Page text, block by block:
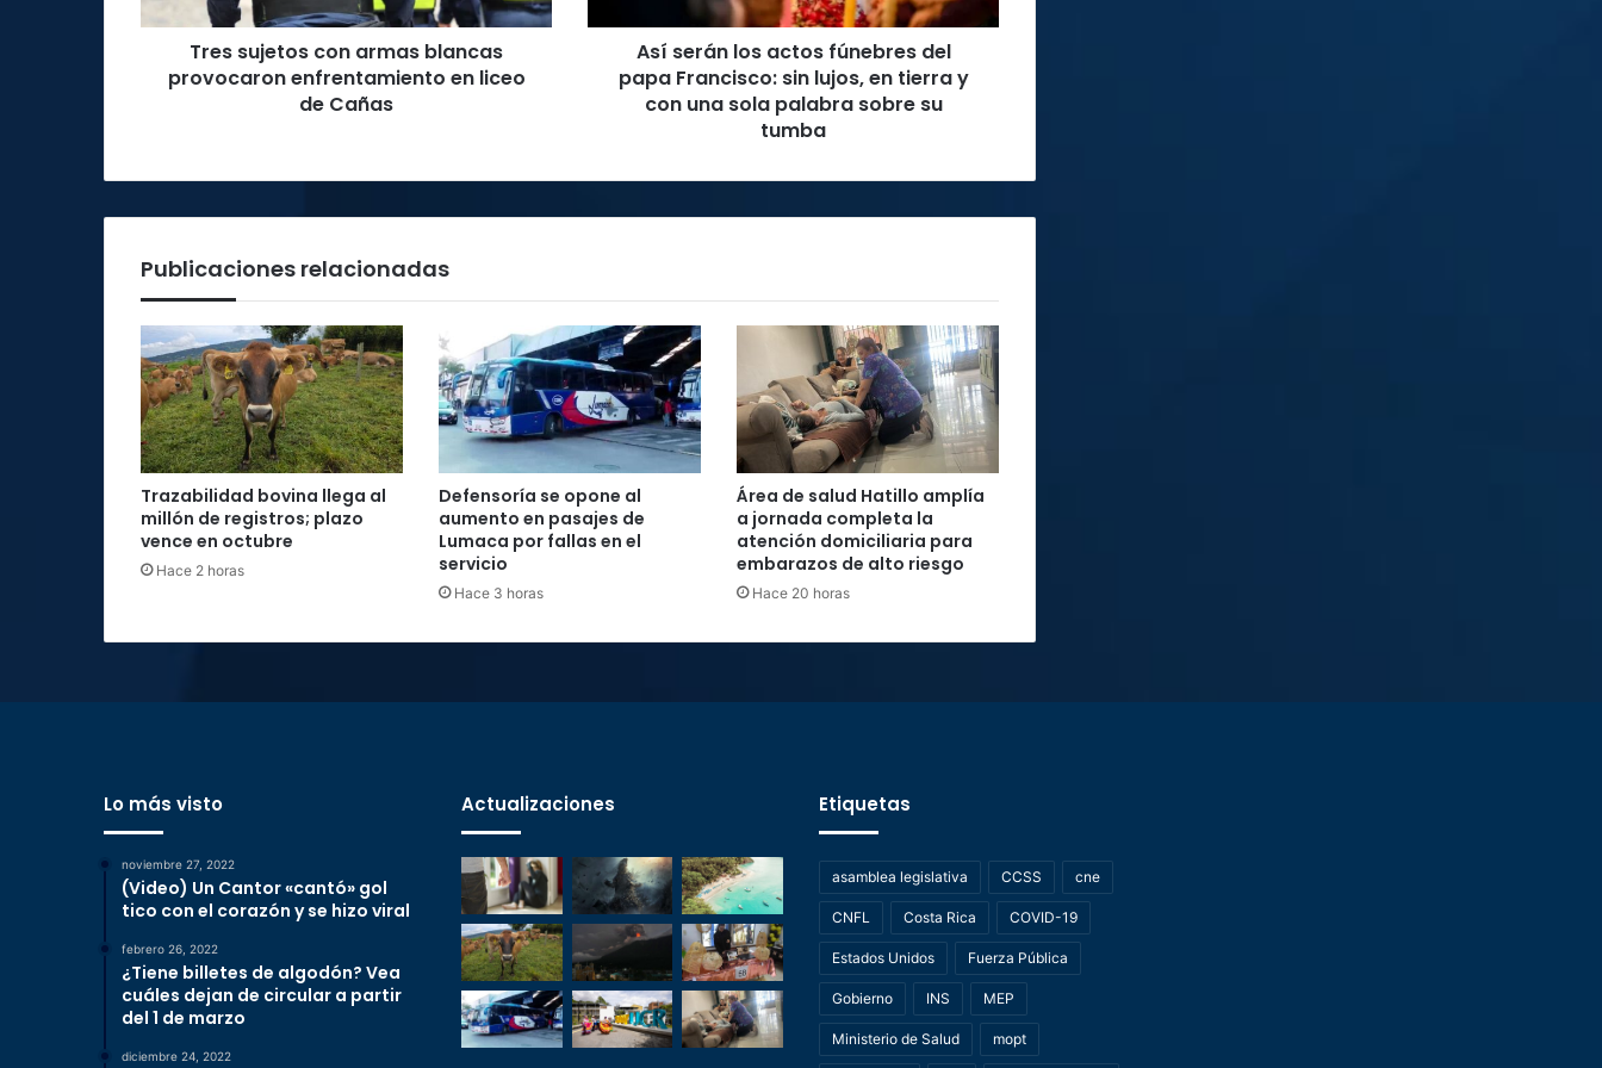
liceo
Cañas
Tres sujetos con armas blancas
provocaron enfrentamiento en liceo
de Cañas
sin
palabra
tumba
Así serán los actos fúnebres del
papa Francisco: sin lujos, en tierra y
con una sola palabra sobre su
tumba
Publicaciones relacionadas
Trazabilidad bovina llega al
millón de registros; plazo
vence en octubre
Hace 2 horas
Defensoría se opone al
aumento en pasajes de
Lumaca por fallas en el
servicio
Hace 3 horas
Área de salud Hatillo amplía
a jornada completa la
atención domiciliaria para
embarazos de alto riesgo
Hace 20 horas
Lo más visto
noviembre 27, 2022
(Video) Un Cantor «cantó» gol
tico con el corazón y se hizo viral
febrero 26, 2022
¿Tiene billetes de algodón? Vea
cuáles dejan de circular a partir
del 1 de marzo
diciembre 24, 2022
Actualizaciones Etiquetas
asamblea legislativa CCSS cne
CNFL Costa Rica COVID-19
Estados Unidos Fuerza Pública
Gobierno INS MEP
Ministerio de Salud mopt